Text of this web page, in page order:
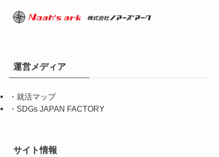
運営メディア
・ 就活マップ
・ SDGs JAPAN FACTORY
サイト情報